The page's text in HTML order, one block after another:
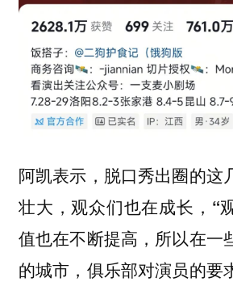
阿凯表示，脱口秀出圈的这
壮大，观众们也在成长， “
值也在不断提高，所以在一
的城市，俱乐部对演员的要